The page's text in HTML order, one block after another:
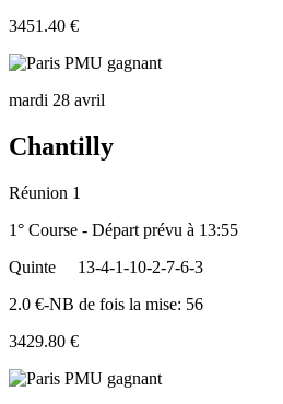
3451.40 €
mardi 28 avril
Chantilly
Réunion 1
1° Course - Départ prévu à 13:55
Quinte
13-4-1-10-2-7-6-3
2.0 €-NB de fois la mise: 56
3429.80 €